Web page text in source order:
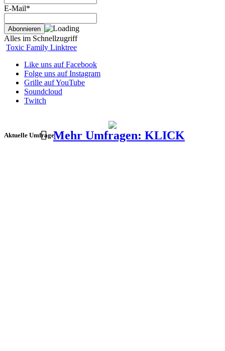
E-Mail*
Alles im Schnellzugriff
Toxic Family Linktree
Like uns auf Facebook
Folge uns auf Instagram
Grille auf YouTube
Soundcloud
Twitch
Aktuelle UmfrageMehr Umfragen: KLICK